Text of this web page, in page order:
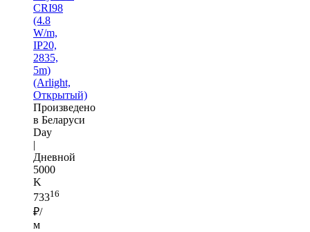
CRI98
(4.8
W/m,
IP20,
2835,
5m)
(Arlight,
Открытый)
Произведено
в Беларуси
Day
|
Дневной
5000
K
73316
₽/
м